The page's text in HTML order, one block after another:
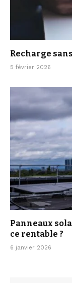
Recharge
5 février 2026
Panneaux
ce rentable ?
6 janvier 2026